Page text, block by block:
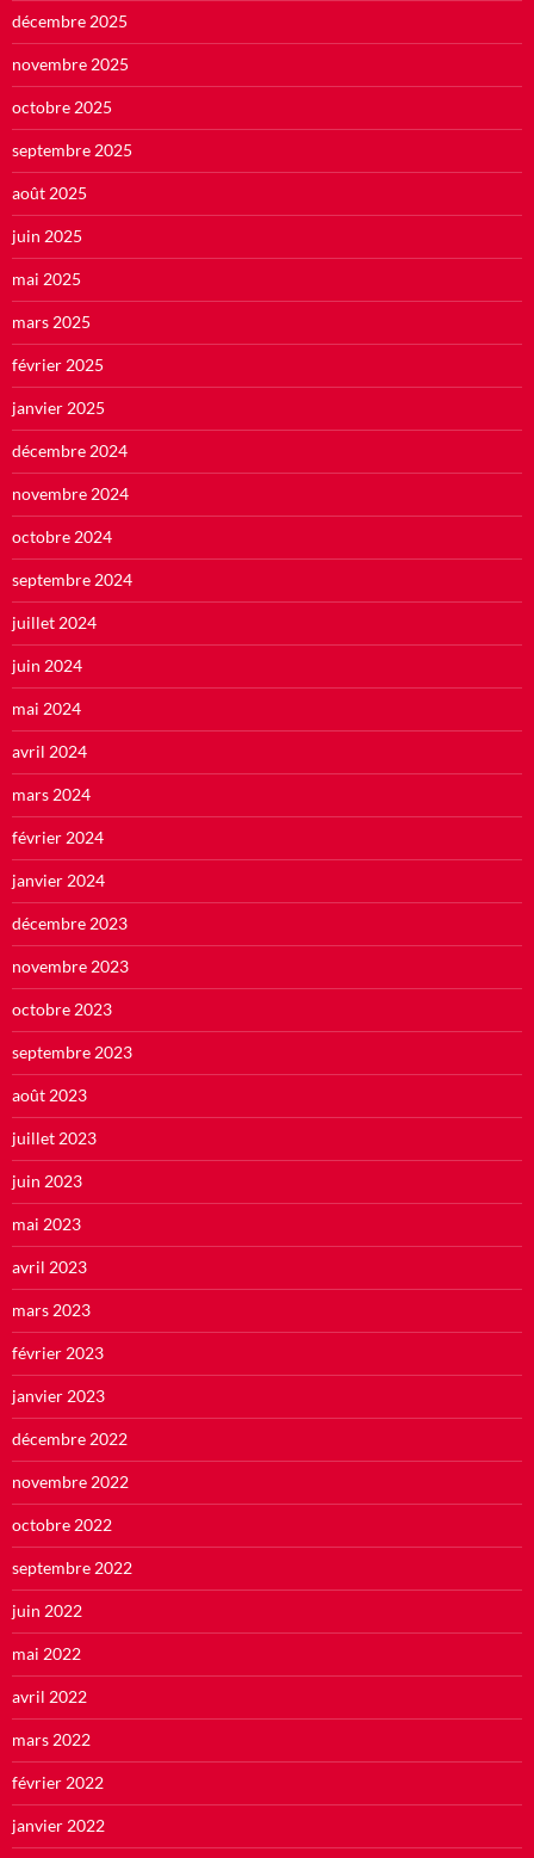
décembre 2025
novembre 2025
octobre 2025
septembre 2025
août 2025
juin 2025
mai 2025
mars 2025
février 2025
janvier 2025
décembre 2024
novembre 2024
octobre 2024
septembre 2024
juillet 2024
juin 2024
mai 2024
avril 2024
mars 2024
février 2024
janvier 2024
décembre 2023
novembre 2023
octobre 2023
septembre 2023
août 2023
juillet 2023
juin 2023
mai 2023
avril 2023
mars 2023
février 2023
janvier 2023
décembre 2022
novembre 2022
octobre 2022
septembre 2022
juin 2022
mai 2022
avril 2022
mars 2022
février 2022
janvier 2022